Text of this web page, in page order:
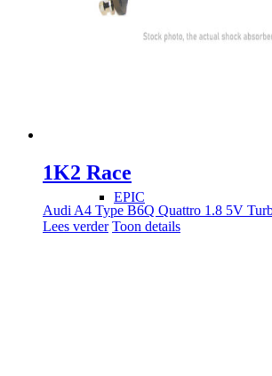
EPIC
1K2 Race
Audi A4 Type B6Q Quattro 1.8 5V
Lees verder Toon details